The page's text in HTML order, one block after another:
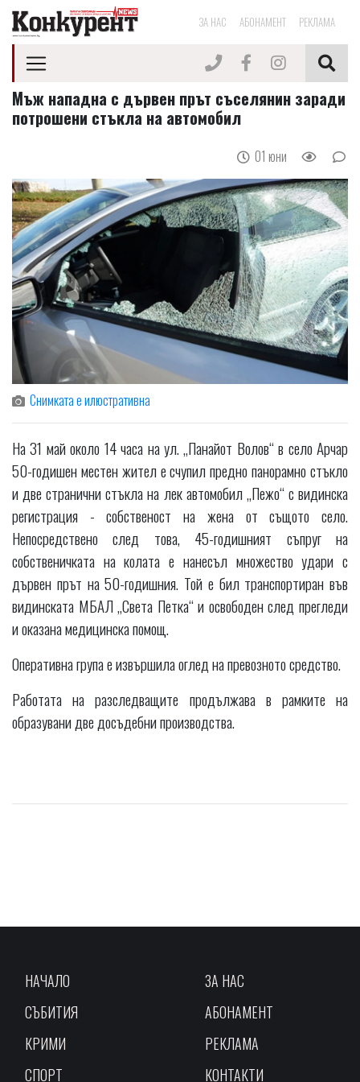
ЗА НАС АБОНАМЕНТ РЕКЛАМА
Мъж нападна с дървен прът съселянин заради
потрошени стъкла на автомобил
01 юни
Снимката е илюстративна
На 31 май около 14 часа на ул. „Панайот Волов“ в село Арчар
50-годишен местен жител е счупил предно панорамно стъкло
и две странични стъкла на лек автомобил „Пежо“ с видинска
регистрация - собственост на жена от същото село.
Непосредствено след това, 45-годишният съпруг на
собственичката на колата е нанесъл множество удари с
дървен прът на 50-годишния. Той е бил транспортиран във
видинската МБАЛ „Света Петка“ и освободен след прегледи
и оказана медицинска помощ.
Оперативна група е извършила оглед на превозното средство.
Работата на разследващите продължава в рамките на
образувани две досъдебни производства.
НАЧАЛО
СЪБИТИЯ
КРИМИ
СПОРТ
ЗА НАС
АБОНАМЕНТ
РЕКЛАМА
КОНТАКТИ